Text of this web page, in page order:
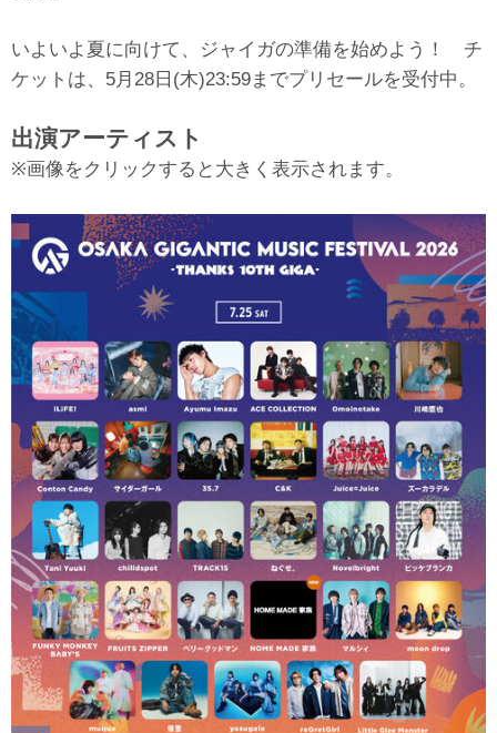
いよいよ夏に向けて、ジャイガの準備を始めよう！ チ
ケットは、5月28日(木)23:59までプリセールを受付中。
出演アーティスト
※画像をクリックすると大きく表示されます。